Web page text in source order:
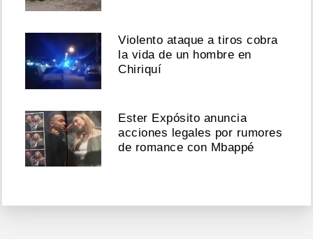
Violento ataque a tiros cobra
la vida de un hombre en
Chiriquí
Ester Expósito anuncia
acciones legales por rumores
de romance con Mbappé